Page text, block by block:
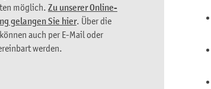
möglich. Zu unserer Online-
gelangen Sie hier. Über die
auch per E-Mail oder
werden.